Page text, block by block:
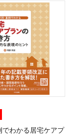
でわかる居宅ケアプ